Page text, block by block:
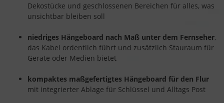
Dekostücke und geschlossenen Bereichen für alles, was
unsichtbar bleiben soll
niedriges Hängeboard nach Maß unter dem Fernseher,
das Kabel ordentlich führt und zusätzlich Stauraum für
Geräte oder Medien bietet
kompaktes maßgefertigtes Hängeboard für den Flur
mit integrierter Ablage für Schlüssel und Alltags Post